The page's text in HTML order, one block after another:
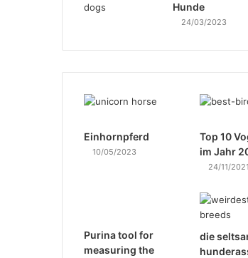
Hunde
24/03/2023
Einhornpferd
10/05/2023
Top 10
im Jahr
24/11/2021
Purina tool for
measuring the
die